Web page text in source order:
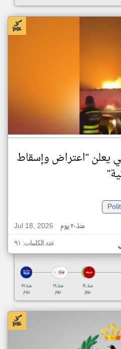
يعلن "اعتراض وإسقاط
Jul 18, 2026
منذ ٢٠ يوم
عدد الكلمات: ٩١
منذ ٢٥
يوم
منذ ٢٤
يوم
منذ ٢٤
يوم